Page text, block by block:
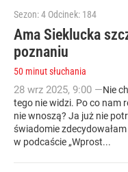
Sezon: 4 Odcinek: 184
Ama Sieklucka
poznaniu
50 minut słuchania
28 wrz 2025, 9:00 —Nie
tego nie widzi. Po co nam
nie wnoszą? Ja już nie
świadomie
w podcaście „Wprost...